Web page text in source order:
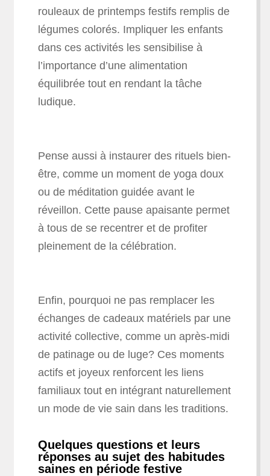
rouleaux de printemps festifs remplis de
légumes colorés. Impliquer les enfants
dans ces activités les sensibilise à
l’importance d’une alimentation
équilibrée tout en rendant la tâche
ludique.
Pense aussi à instaurer des rituels bien-
être, comme un moment de yoga doux
ou de méditation guidée avant le
réveillon. Cette pause apaisante permet
à tous de se recentrer et de profiter
pleinement de la célébration.
Enfin, pourquoi ne pas remplacer les
échanges de cadeaux matériels par une
activité collective, comme un après-midi
de patinage ou de luge? Ces moments
actifs et joyeux renforcent les liens
familiaux tout en intégrant naturellement
un mode de vie sain dans les traditions.
Quelques questions et leurs
réponses au sujet des habitudes
saines en période festive